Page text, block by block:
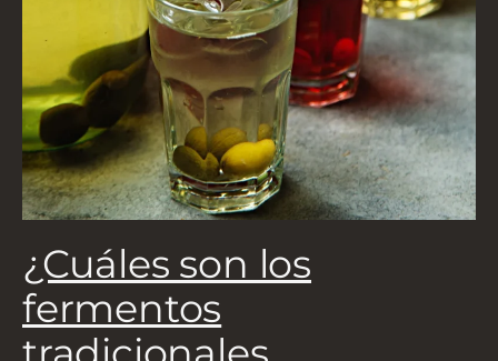
¿Cuáles son los
fermentos